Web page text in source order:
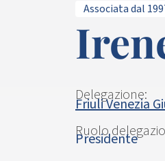
Associata dal
Delegazione:
Friuli Venezia
Ruolo
Presidente